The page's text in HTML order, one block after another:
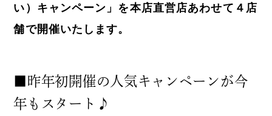
い）キャンペーン」を本店直営店あわせて４店
舗で開催いたします。
■昨年初開催の人気キャンペーンが今
年もスタート♪